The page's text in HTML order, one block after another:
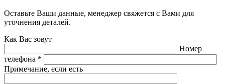
Оставьте Ваши данные, менеджер свяжется с Вами для
уточнения деталей.
Как Вас зовут
Номер
телефона *
Примечание, если есть